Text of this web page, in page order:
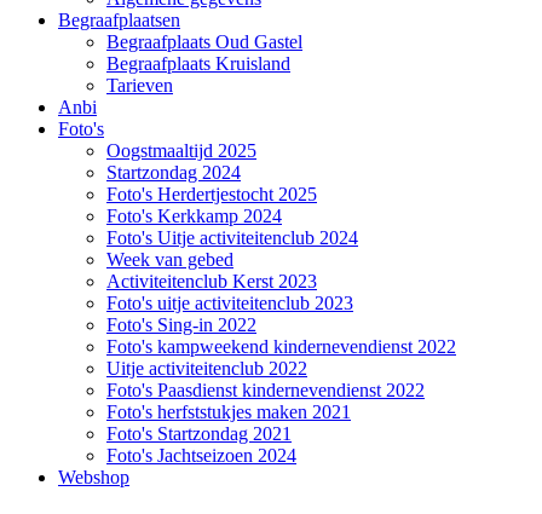
Begraafplaatsen
Begraafplaats Oud Gastel
Begraafplaats Kruisland
Tarieven
Anbi
Foto's
Oogstmaaltijd 2025
Startzondag 2024
Foto's Herdertjestocht 2025
Foto's Kerkkamp 2024
Foto's Uitje activiteitenclub 2024
Week van gebed
Activiteitenclub Kerst 2023
Foto's uitje activiteitenclub 2023
Foto's Sing-in 2022
Foto's kampweekend kindernevendienst 2022
Uitje activiteitenclub 2022
Foto's Paasdienst kindernevendienst 2022
Foto's herfststukjes maken 2021
Foto's Startzondag 2021
Foto's Jachtseizoen 2024
Webshop